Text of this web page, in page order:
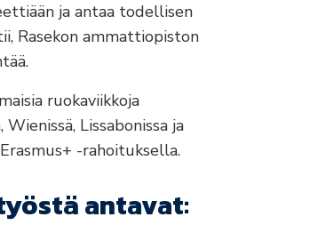
ja antaa todellisen
Rasekon ammattiopiston
ruokaviikkoja
Lissabonissa ja
-rahoituksella.
antavat: